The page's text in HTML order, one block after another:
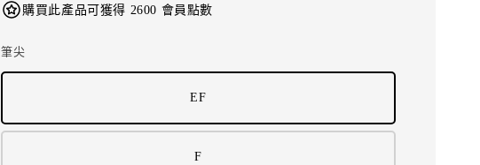
購買此產品可獲得 2600 會員點數
筆尖
EF
F